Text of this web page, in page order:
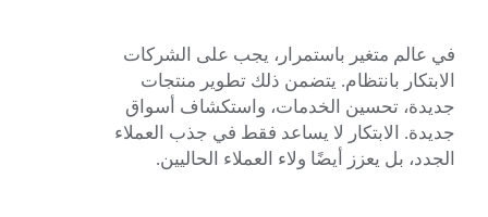
في عالم متغير باستمرار، يجب على الشركات
الابتكار بانتظام. يتضمن ذلك تطوير منتجات
جديدة، تحسين الخدمات، واستكشاف أسواق
جديدة. الابتكار لا يساعد فقط في جذب العملاء
الجدد، بل يعزز أيضًا ولاء العملاء الحاليين.